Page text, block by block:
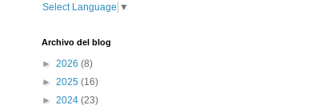
Select Language ▼
Archivo del blog
► 2026 (8)
► 2025 (16)
► 2024 (23)